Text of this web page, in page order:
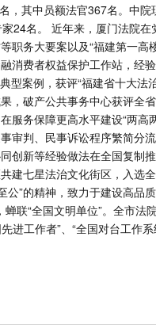
，其中员额法官367名。中
24名。 近年来，厦门法院
职务大要案以及“福建第一高
消费者权益保护工作站，经
型案例，获评“福建省十大法
，破产公共事务中心获评全
服务保障更高水平建设“两高
审判、民事诉讼程序繁简分
创新等经验做法在全国复制
建七星法治文化街区，入选
”的精神，致力于建设高品
联“全国文明单位”。全市法
进工作者”、“全国对台工作